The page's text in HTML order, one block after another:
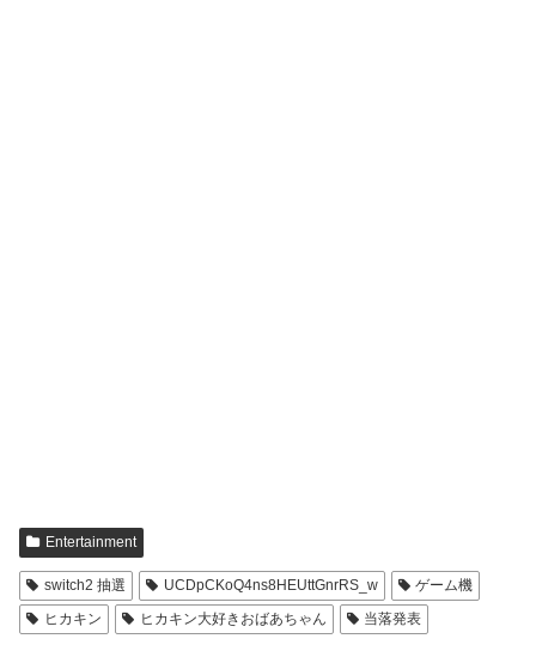
Entertainment
switch2 抽選 UCDpCKoQ4ns8HEUttGnrRS_w
ゲーム機
ヒカキン
ヒカキン大好きおばあちゃん 当落発表